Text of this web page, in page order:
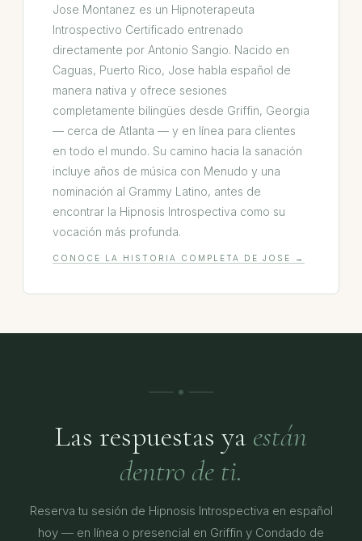
Jose Montanez es un Hipnoterapeuta
Introspectivo Certificado entrenado
directamente por Antonio Sangio. Nacido en
Caguas, Puerto Rico, Jose habla español de
manera nativa y ofrece sesiones
completamente bilingües desde Griffin, Georgia
— cerca de Atlanta — y en línea para clientes
en todo el mundo. Su camino hacia la sanación
incluye años de música con Menudo y una
nominación al Grammy Latino, antes de
encontrar la Hipnosis Introspectiva como su
vocación más profunda.
CONOCE LA HISTORIA COMPLETA DE JOSE →
Las respuestas ya están
dentro de ti.
Reserva tu sesión de Hipnosis Introspectiva en español
hoy — en línea o presencial en Griffin y Condado de